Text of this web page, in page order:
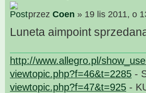
przez Coen » 19 lis 2011, o
Luneta aimpoint
http://www.allegro.pl/
viewtopic.php?f=46&t=2285 -
viewtopic.php?f=47&t=925 -